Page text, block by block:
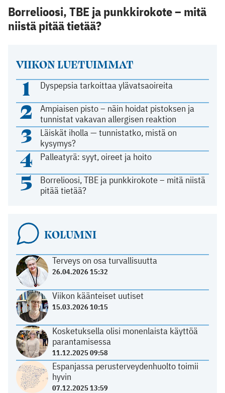
VIIKON LUETUIMMAT
1 Dyspepsia tarkoittaa ylävatsaoireita
2
Ampiaisen pisto – näin hoidat pistoksen ja
tunnistat vakavan allergisen reaktion
3
Läiskät iholla — tunnistatko, mistä on
kysymys?
4 Palleatyrä: syyt, oireet ja hoito
5
Borrelioosi, TBE ja punkkirokote – mitä niistä
pitää tietää?
KOLUMNI
Terveys on osa turvallisuutta
26.04.2026 15:32
Viikon käänteiset uutiset
15.03.2026 10:15
Kosketuksella olisi monenlaista käyttöä
parantamisessa
11.12.2025 09:58
Espanjassa perusterveydenhuolto toimii
hyvin
07.12.2025 13:59
Borrelioosi, TBE ja punkkirokote – mitä
niistä pitää tietää?